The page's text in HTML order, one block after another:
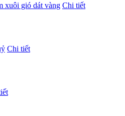
xuôi gió dát vàng Chi tiết
Chi tiết